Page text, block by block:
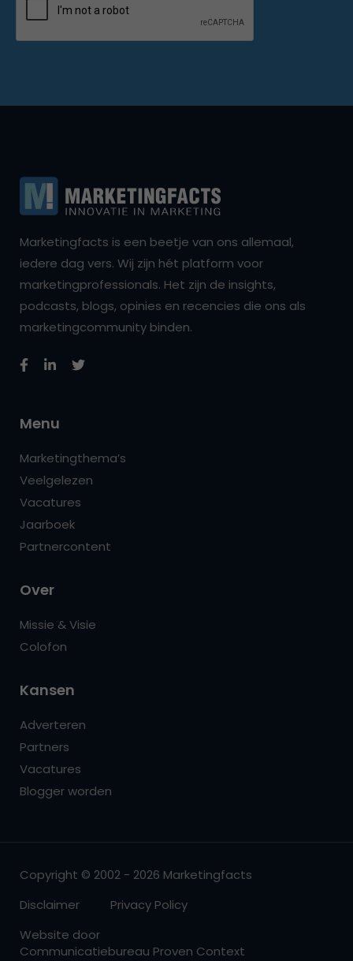
Marketingfacts is een beetje van ons allemaal,
iedere dag vers. Wij zijn hét platform voor
marketingprofessionals. Het zijn de insights,
podcasts, blogs, opinies en recencies die ons als
marketingcommunity binden.
Menu
Marketingthema’s
Veelgelezen
Vacatures
Jaarboek
Partnercontent
Over
Missie & Visie
Colofon
Kansen
Adverteren
Partners
Vacatures
Blogger worden
Copyright © 2002 - 2026 Marketingfacts
Disclaimer
Privacy Policy
Website door
Communicatiebureau Proven Context